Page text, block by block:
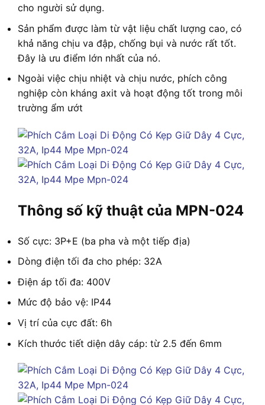
cho người sử dụng.
Sản phẩm được làm từ vật liệu chất lượng cao, có
khả năng chịu va đập, chống bụi và nước rất tốt.
Đây là ưu điểm lớn nhất của nó.
Ngoài việc chịu nhiệt và chịu nước, phích công
nghiệp còn kháng axit và hoạt động tốt trong môi
trường ẩm ướt
Thông số kỹ thuật của MPN-024
Số cực: 3P+E (ba pha và một tiếp địa)
Dòng điện tối đa cho phép: 32A
Điện áp tối đa: 400V
Mức độ bảo vệ: IP44
Vị trí của cực đất: 6h
Kích thước tiết diện dây cáp: từ 2.5 đến 6mm